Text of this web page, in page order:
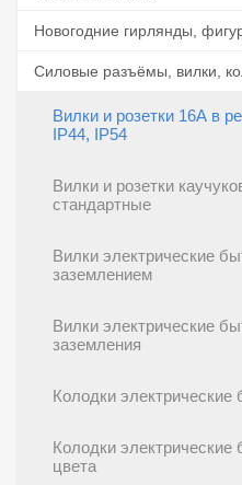
Новогодние гирлянды,
Силовые разъёмы, вилки,
Вилки и розетки 16А в
IP44, IP54
Вилки и розетки
стандартные
Вилки электрические
заземлением
Вилки электрические
заземления
Колодки
Колодки электрические
цвета